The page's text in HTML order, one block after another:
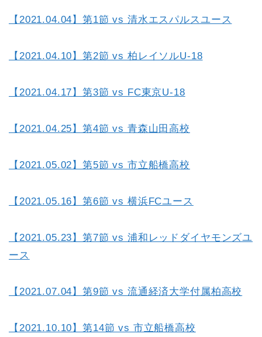
【2021.04.04】第1節 vs 清水エスパルスユース
【2021.04.10】第2節 vs 柏レイソルU-18
【2021.04.17】第3節 vs FC東京U-18
【2021.04.25】第4節 vs 青森山田高校
【2021.05.02】第5節 vs 市立船橋高校
【2021.05.16】第6節 vs 横浜FCユース
【2021.05.23】第7節 vs 浦和レッドダイヤモンズユ
ース
【2021.07.04】第9節 vs 流通経済大学付属柏高校
【2021.10.10】第14節 vs 市立船橋高校